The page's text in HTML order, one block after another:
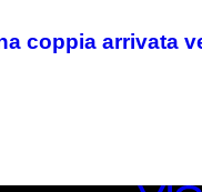
coppia arrivata